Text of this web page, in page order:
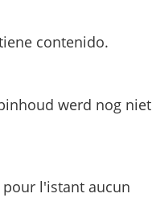
contenido.
werd nog niet
pour l'istant aucun